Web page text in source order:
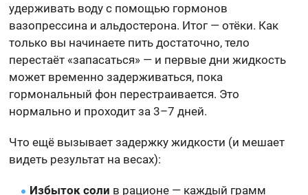
удерживать воду с помощью гормонов
вазопрессина и альдостерона. Итог — отёки. Как
только вы начинаете пить достаточно, тело
перестаёт «запасаться» — и первые дни жидкость
может временно задерживаться, пока
гормональный фон перестраивается. Это
нормально и проходит за 3–7 дней.
Что ещё вызывает задержку жидкости (и мешает
видеть результат на весах):
Избыток соли в рационе — каждый грамм